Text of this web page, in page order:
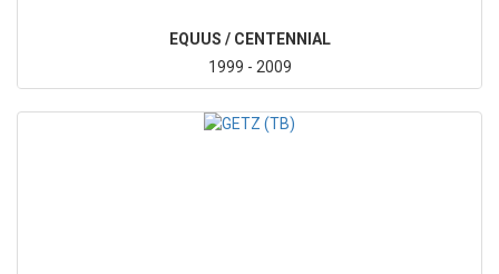
EQUUS / CENTENNIAL
1999 - 2009